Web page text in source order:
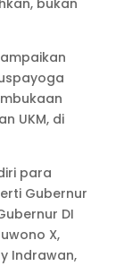
bukan
UKM, di
para
Gubernur
DI
X,
Indrawan,